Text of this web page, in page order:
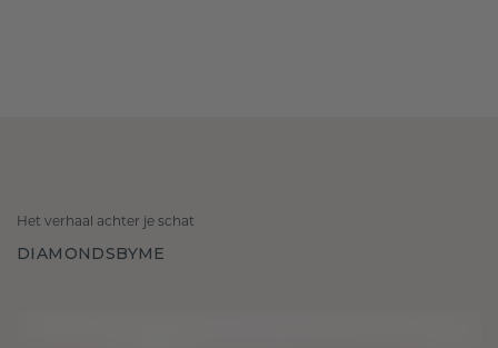
Het verhaal achter je schat
DIAMONDSBYME